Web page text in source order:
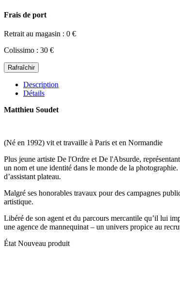
Frais de port
Retrait au magasin : 0 €
Colissimo : 30 €
Description
Détails
Matthieu Soudet
(Né en 1992) vit et travaille à Paris et en Normandie
Plus jeune artiste De l'Ordre et De l'Absurde,
un nom et une identité dans le monde de la
d’assistant plateau.
Malgré ses honorables travaux pour des campagnes
artistique.
Libéré de son agent et du parcours mercantile qu’il lui
une agence de mannequinat – un univers propice au
État Nouveau produit